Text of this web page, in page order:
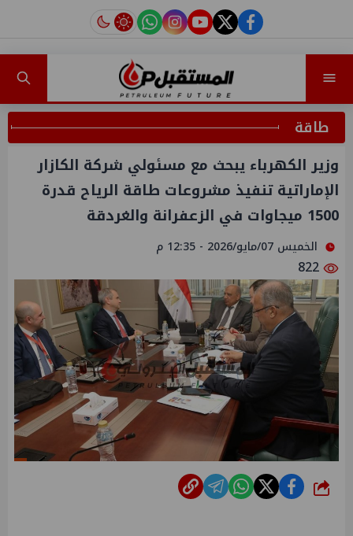
facebook
twitter
youtube
instagram
tiktok
طاقة
وزير الكهرباء يبحث مع مسئولي شركة الكازار
الإماراتية تنفيذ مشروعات طاقة الرياح قدرة
1500 ميجاوات في الزعفرانة والغردقة
الخميس 07/مايو/2026 - 12:35 م
شارك